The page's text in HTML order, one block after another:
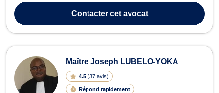
droit des successions. Maître TAGNE exerce en droit des
étrangers pour les demandes de...
Contactercet avocat
Maître Joseph LUBELO-YOKA
4.5 (37 avis)
Répond rapidement